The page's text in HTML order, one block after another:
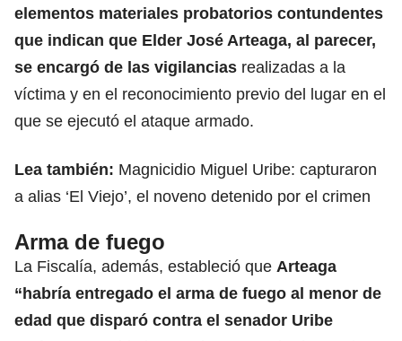
elementos materiales probatorios contundentes
que indican que Elder José Arteaga, al parecer,
se encargó de las vigilancias realizadas a la
víctima y en el reconocimiento previo del lugar en el
que se ejecutó el ataque armado.
Lea también: Magnicidio Miguel Uribe: capturaron
a alias ‘El Viejo’, el noveno detenido por el crimen
Arma de fuego
La Fiscalía, además, estableció que Arteaga
“habría entregado el arma de fuego al menor de
edad que disparó contra el senador Uribe